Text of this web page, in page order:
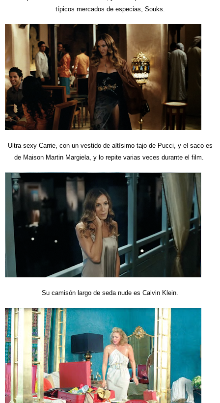
típicos mercados de especias, Souks.
Ultra sexy Carrie, con un vestido de altísimo tajo de Pucci, y el saco es
de Maison Martin Margiela, y lo repite varias veces durante el film.
Su camisón largo de seda nude es Calvin Klein.